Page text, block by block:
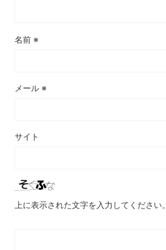
名前 ※
メール ※
サイト
上に表示された文字を入力してください。